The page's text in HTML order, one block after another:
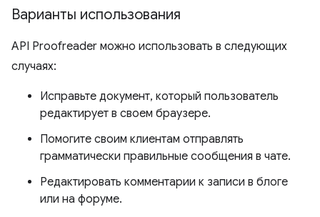
Варианты использования
API Proofreader можно использовать в следующих
случаях:
Исправьте документ, который пользователь
редактирует в своем браузере.
Помогите своим клиентам отправлять
грамматически правильные сообщения в чате.
Редактировать комментарии к записи в блоге
или на форуме.